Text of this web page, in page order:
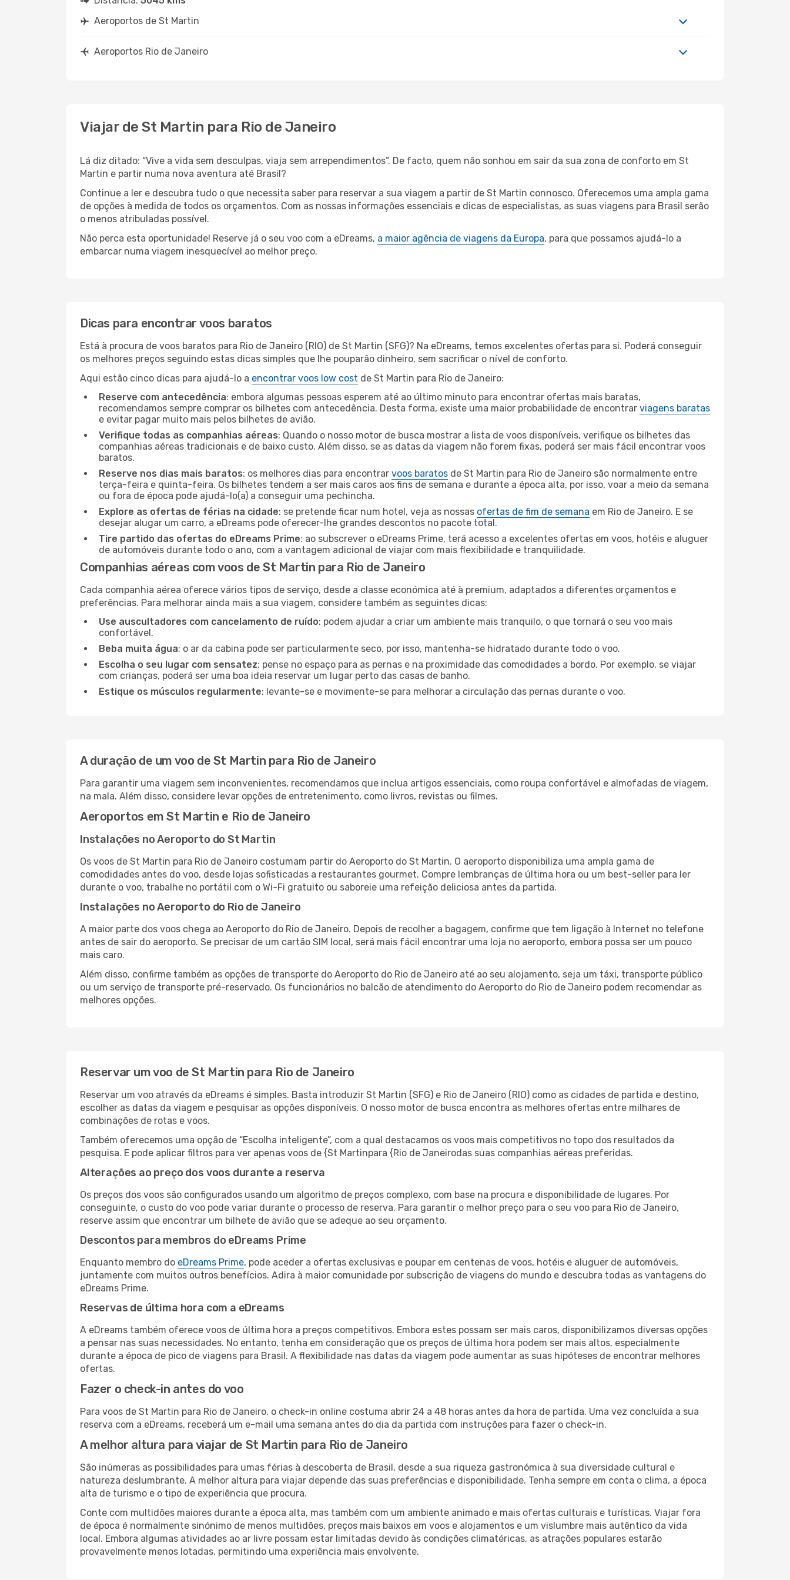
Aeroportos de St Martin
Aeroportos Rio de Janeiro
Viajar de St Martin para Rio de Janeiro
Lá diz ditado: “Vive a vida sem desculpas, viaja sem arrependimentos”. De facto, quem não sonhou em sair da sua zona de conforto em St
Martin e partir numa nova aventura até Brasil?
Continue a ler e descubra tudo o que necessita saber para reservar a sua viagem a partir de St Martin connosco. Oferecemos uma ampla gama
de opções à medida de todos os orçamentos. Com as nossas informações essenciais e dicas de especialistas, as suas viagens para Brasil serão
o menos atribuladas possível.
Não perca esta oportunidade! Reserve já o seu voo com a eDreams, a maior agência de viagens da Europa, para que possamos ajudá-lo a
embarcar numa viagem inesquecível ao melhor preço.
Dicas para encontrar voos baratos
Está à procura de voos baratos para Rio de Janeiro (RIO) de St Martin (SFG)? Na eDreams, temos excelentes ofertas para si. Poderá conseguir
os melhores preços seguindo estas dicas simples que lhe pouparão dinheiro, sem sacrificar o nível de conforto.
Aqui estão cinco dicas para ajudá-lo a encontrar voos low cost de St Martin para Rio de Janeiro:
Reserve com antecedência: embora algumas pessoas esperem até ao último minuto para encontrar ofertas mais baratas,
recomendamos sempre comprar os bilhetes com antecedência. Desta forma, existe uma maior probabilidade de encontrar viagens baratas
e evitar pagar muito mais pelos bilhetes de avião.
Verifique todas as companhias aéreas: Quando o nosso motor de busca mostrar a lista de voos disponíveis, verifique os bilhetes das
companhias aéreas tradicionais e de baixo custo. Além disso, se as datas da viagem não forem fixas, poderá ser mais fácil encontrar voos
baratos.
Reserve nos dias mais baratos: os melhores dias para encontrar voos baratos de St Martin para Rio de Janeiro são normalmente entre
terça-feira e quinta-feira. Os bilhetes tendem a ser mais caros aos fins de semana e durante a época alta, por isso, voar a meio da semana
ou fora de época pode ajudá-lo(a) a conseguir uma pechincha.
Explore as ofertas de férias na cidade: se pretende ficar num hotel, veja as nossas ofertas de fim de semana em Rio de Janeiro. E se
desejar alugar um carro, a eDreams pode oferecer-lhe grandes descontos no pacote total.
Tire partido das ofertas do eDreams Prime: ao subscrever o eDreams Prime, terá acesso a excelentes ofertas em voos, hotéis e aluguer
de automóveis durante todo o ano, com a vantagem adicional de viajar com mais flexibilidade e tranquilidade.
Companhias aéreas com voos de St Martin para Rio de Janeiro
Cada companhia aérea oferece vários tipos de serviço, desde a classe económica até à premium, adaptados a diferentes orçamentos e
preferências. Para melhorar ainda mais a sua viagem, considere também as seguintes dicas:
Use auscultadores com cancelamento de ruído: podem ajudar a criar um ambiente mais tranquilo, o que tornará o seu voo mais
confortável.
Beba muita água: o ar da cabina pode ser particularmente seco, por isso, mantenha-se hidratado durante todo o voo.
Escolha o seu lugar com sensatez: pense no espaço para as pernas e na proximidade das comodidades a bordo. Por exemplo, se viajar
com crianças, poderá ser uma boa ideia reservar um lugar perto das casas de banho.
Estique os músculos regularmente: levante-se e movimente-se para melhorar a circulação das pernas durante o voo.
A duração de um voo de St Martin para Rio de Janeiro
Para garantir uma viagem sem inconvenientes, recomendamos que inclua artigos essenciais, como roupa confortável e almofadas de viagem,
na mala. Além disso, considere levar opções de entretenimento, como livros, revistas ou filmes.
Aeroportos em St Martin e Rio de Janeiro
Instalações no Aeroporto do St Martin
Os voos de St Martin para Rio de Janeiro costumam partir do Aeroporto do St Martin. O aeroporto disponibiliza uma ampla gama de
comodidades antes do voo, desde lojas sofisticadas a restaurantes gourmet. Compre lembranças de última hora ou um best-seller para ler
durante o voo, trabalhe no portátil com o Wi-Fi gratuito ou saboreie uma refeição deliciosa antes da partida.
Instalações no Aeroporto do Rio de Janeiro
A maior parte dos voos chega ao Aeroporto do Rio de Janeiro. Depois de recolher a bagagem, confirme que tem ligação à Internet no telefone
antes de sair do aeroporto. Se precisar de um cartão SIM local, será mais fácil encontrar uma loja no aeroporto, embora possa ser um pouco
mais caro.
Além disso, confirme também as opções de transporte do Aeroporto do Rio de Janeiro até ao seu alojamento, seja um táxi, transporte público
ou um serviço de transporte pré-reservado. Os funcionários no balcão de atendimento do Aeroporto do Rio de Janeiro podem recomendar as
melhores opções.
Reservar um voo de St Martin para Rio de Janeiro
Reservar um voo através da eDreams é simples. Basta introduzir St Martin (SFG) e Rio de Janeiro (RIO) como as cidades de partida e destino,
escolher as datas da viagem e pesquisar as opções disponíveis. O nosso motor de busca encontra as melhores ofertas entre milhares de
combinações de rotas e voos.
Também oferecemos uma opção de “Escolha inteligente”, com a qual destacamos os voos mais competitivos no topo dos resultados da
pesquisa. E pode aplicar filtros para ver apenas voos de {St Martinpara {Rio de Janeirodas suas companhias aéreas preferidas.
Alterações ao preço dos voos durante a reserva
Os preços dos voos são configurados usando um algoritmo de preços complexo, com base na procura e disponibilidade de lugares. Por
conseguinte, o custo do voo pode variar durante o processo de reserva. Para garantir o melhor preço para o seu voo para Rio de Janeiro,
reserve assim que encontrar um bilhete de avião que se adeque ao seu orçamento.
Descontos para membros do eDreams Prime
Enquanto membro do eDreams Prime, pode aceder a ofertas exclusivas e poupar em centenas de voos, hotéis e aluguer de automóveis,
juntamente com muitos outros benefícios. Adira à maior comunidade por subscrição de viagens do mundo e descubra todas as vantagens do
eDreams Prime.
Reservas de última hora com a eDreams
A eDreams também oferece voos de última hora a preços competitivos. Embora estes possam ser mais caros, disponibilizamos diversas opções
a pensar nas suas necessidades. No entanto, tenha em consideração que os preços de última hora podem ser mais altos, especialmente
durante a época de pico de viagens para Brasil. A flexibilidade nas datas da viagem pode aumentar as suas hipóteses de encontrar melhores
ofertas.
Fazer o check-in antes do voo
Para voos de St Martin para Rio de Janeiro, o check-in online costuma abrir 24 a 48 horas antes da hora de partida. Uma vez concluída a sua
reserva com a eDreams, receberá um e-mail uma semana antes do dia da partida com instruções para fazer o check-in.
A melhor altura para viajar de St Martin para Rio de Janeiro
São inúmeras as possibilidades para umas férias à descoberta de Brasil, desde a sua riqueza gastronómica à sua diversidade cultural e
natureza deslumbrante. A melhor altura para viajar depende das suas preferências e disponibilidade. Tenha sempre em conta o clima, a época
alta de turismo e o tipo de experiência que procura.
Conte com multidões maiores durante a época alta, mas também com um ambiente animado e mais ofertas culturais e turísticas. Viajar fora
de época é normalmente sinónimo de menos multidões, preços mais baixos em voos e alojamentos e um vislumbre mais autêntico da vida
local. Embora algumas atividades ao ar livre possam estar limitadas devido às condições climatéricas, as atrações populares estarão
provavelmente menos lotadas, permitindo uma experiência mais envolvente.